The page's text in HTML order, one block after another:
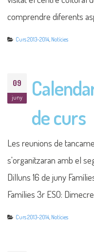
comprendre diferents
Curs 2013-2014, Notícies
09
juny
de curs
Les reunions de
s'organitzaran amb el
Dilluns 16 de juny
Famílies 3r ESO:
Curs 2013-2014, Notícies